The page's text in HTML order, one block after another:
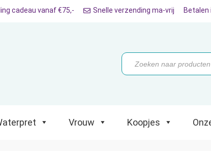
Koopjes Onze
cadeau vanaf €75,- Snelle verzending ma-vrij Betalen
Producten
zoeken
Vrouw Koopjes